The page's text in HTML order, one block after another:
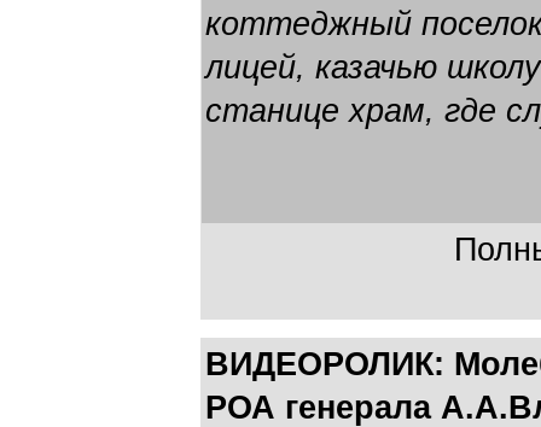
коттеджный
лицей, казачью
станице храм, где
ВИДЕОРОЛИК:
РОА генерала